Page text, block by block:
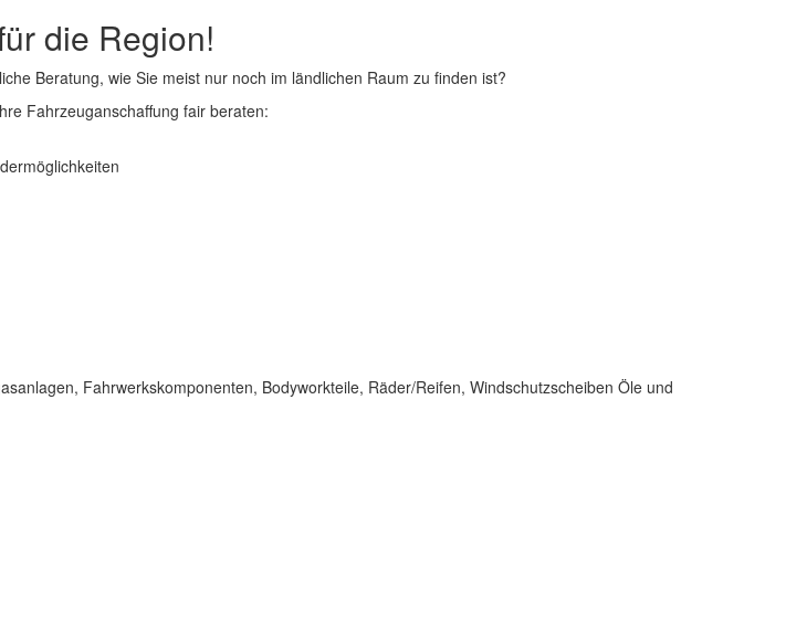
die Region!
Beratung, wie Sie meist nur noch im ländlichen Raum zu finden ist?
Fahrzeuganschaffung fair beraten:
Fahrwerkskomponenten, Bodyworkteile, Räder/Reifen, Windschutzscheiben Öle und